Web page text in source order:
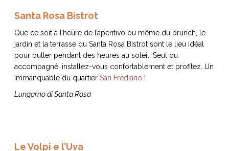
NOS ARTICLES ART ET DESIGN
Burano, la palette
de tous les
superlatifs
Santa Rosa Bistrot
Que ce soit à l’heure de l’aperitivo ou même du brunch, le
jardin et la terrasse du Santa Rosa Bistrot sont le lieu idéal
pour buller pendant des heures au soleil. Seul ou
accompagné, installez-vous confortablement et profitez. Un
immanquable du quartier San Frediano !
Lungarno di Santa Rosa
Le Volpi e l’Uva